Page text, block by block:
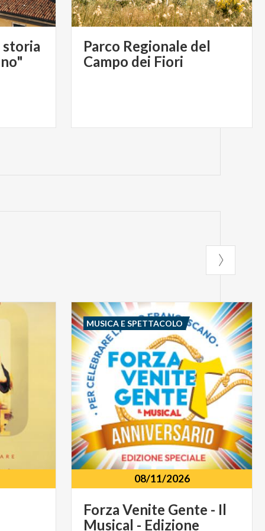
storia
Parco Regionale del
Campo dei Fiori
08/11/2026
Forza Venite Gente - Il
Musical - Edizione
MUSICA E SPETTACOLO